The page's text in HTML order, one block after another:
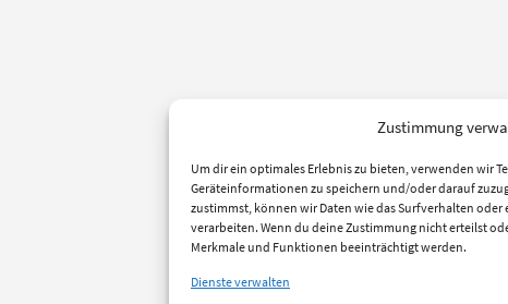
Zustimmung
Um dir ein optimales Erlebnis zu bieten, verwenden wir
Geräteinformationen zu speichern und/oder darauf
zustimmst, können wir Daten wie das Surfverhalten oder
verarbeiten. Wenn du deine Zustimmung nicht erteilst
Merkmale und Funktionen beeinträchtigt werden.
Dienste verwalten